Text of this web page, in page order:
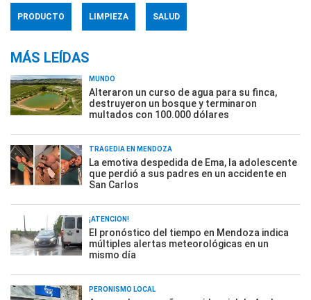
PRODUCTO LIMPIEZA SALUD
MÁS LEÍDAS
MUNDO
Alteraron un curso de agua para su finca,
destruyeron un bosque y terminaron
multados con 100.000 dólares
TRAGEDIA EN MENDOZA
La emotiva despedida de Ema, la adolescente
que perdió a sus padres en un accidente en
San Carlos
¡ATENCIÓN!
El pronóstico del tiempo en Mendoza indica
múltiples alertas meteorológicas en un
mismo día
PERONISMO LOCAL